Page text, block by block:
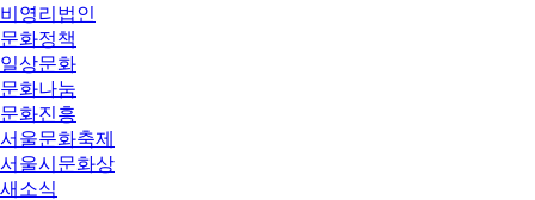
비영리법인
문화정책
일상문화
문화나눔
문화진흥
서울문화축제
서울시문화상
새소식